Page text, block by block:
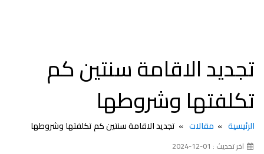
تجديد الاقامة سنتين كم
تكلفتها وشروطها
الرئيسية مقالات تجديد الاقامة سنتين كم تكلفتها وشروطها
اخر تحديث : 01-12-2024